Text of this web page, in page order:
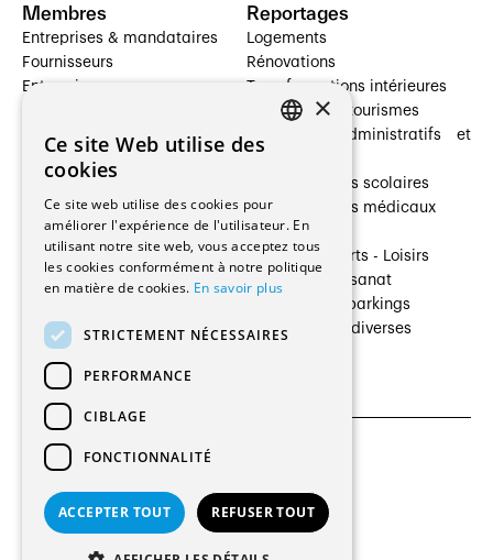
Membres
Entreprises & mandataires
Fournisseurs
Entreprises
Architectes paysagistes
Architectes d'intérieur
Entreprises générales
Ingénieurs et mandataires
Fabricants / Fournisseurs
Régies immobilières
Gestion PPE
Reportages
Logements
Rénovations
Transformations intérieures
Hôtelleries et tourismes
Bâtiments administratifs et
Établissements scolaires
Établissements médicaux
Villas
Cultures - Sports - Loisirs
Industrie - Artisanat
Transports et parkings
Constructions diverses
© 2026 Tous droits réservés
CGU et Politique de confidentialités
×
Ce site Web utilise des
cookies
Ce site web utilise des cookies pour
améliorer l'expérience de l'utilisateur. En
utilisant notre site web, vous acceptez tous
les cookies conformément à notre politique
en matière de cookies. En savoir plus
STRICTEMENT NÉCESSAIRES
PERFORMANCE
CIBLAGE
FONCTIONNALITÉ
ACCEPTER TOUT REFUSER TOUT